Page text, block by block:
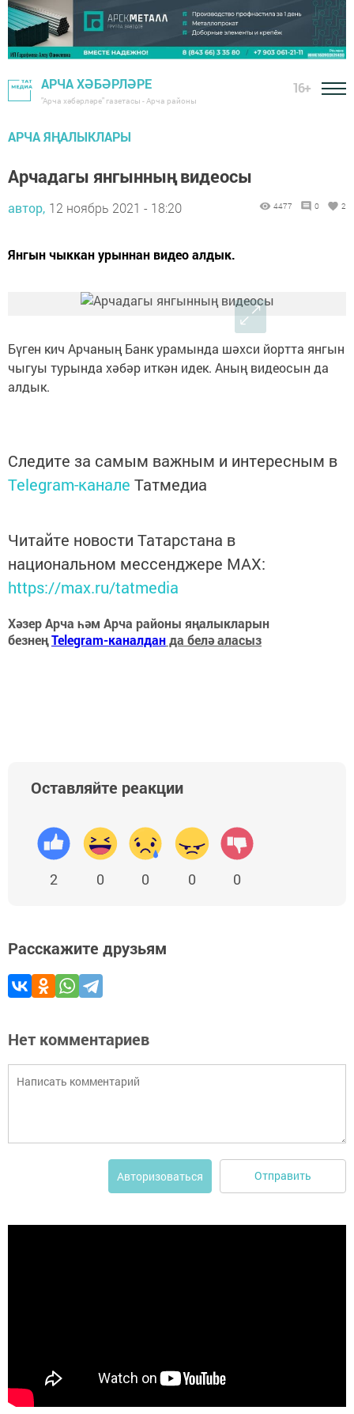
АРЧА ХӘБӘРЛӘРЕ
"Арча хәбәрләре" газетасы - Арча районы
16+
АРЧА ЯҢАЛЫКЛАРЫ
Арчадагы янгынның видеосы
автор, 12 ноябрь 2021 - 18:20 4477 0 2
Янгын чыккан урыннан видео алдык.
Бүген кич Арчаның Банк урамында шәхси йортта янгын
чыгуы турында хәбәр иткән идек. Аның видеосын да
алдык.
Следите за самым важным и интересным в
Telegram-канале Татмедиа
Читайте новости Татарстана в
национальном мессенджере MАХ:
https://max.ru/tatmedia
Хәзер Арча һәм Арча районы яңалыкларын
безнеңTelegram-каналданда белә аласыз
Оставляйте реакции
2 0 0 0 0
Расскажите друзьям
Нет комментариев
Авторизоваться Отправить